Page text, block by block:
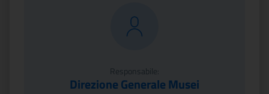
Responsabile:
Direzione Generale Musei